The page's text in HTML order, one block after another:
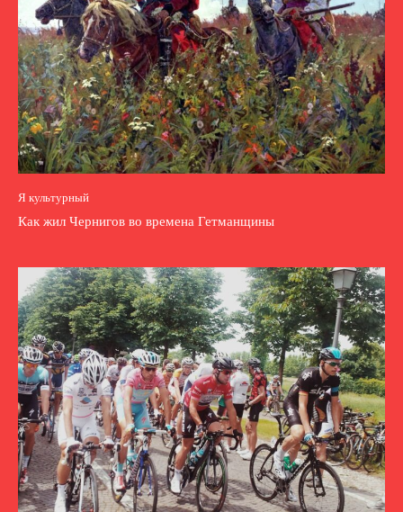
Я культурный
Как жил Чернигов во времена Гетманщины